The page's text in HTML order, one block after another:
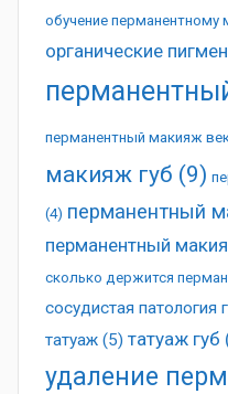
обучение перманентному
органические
перманентный макияж
макияж губ (9)
(4) перманентный
перманентный
сколько держится
сосудистая патология
татуаж (5) татуаж губ
удаление